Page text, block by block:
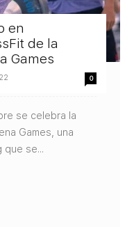
en
de la
Games
0
se celebra la
Games, una
que se...